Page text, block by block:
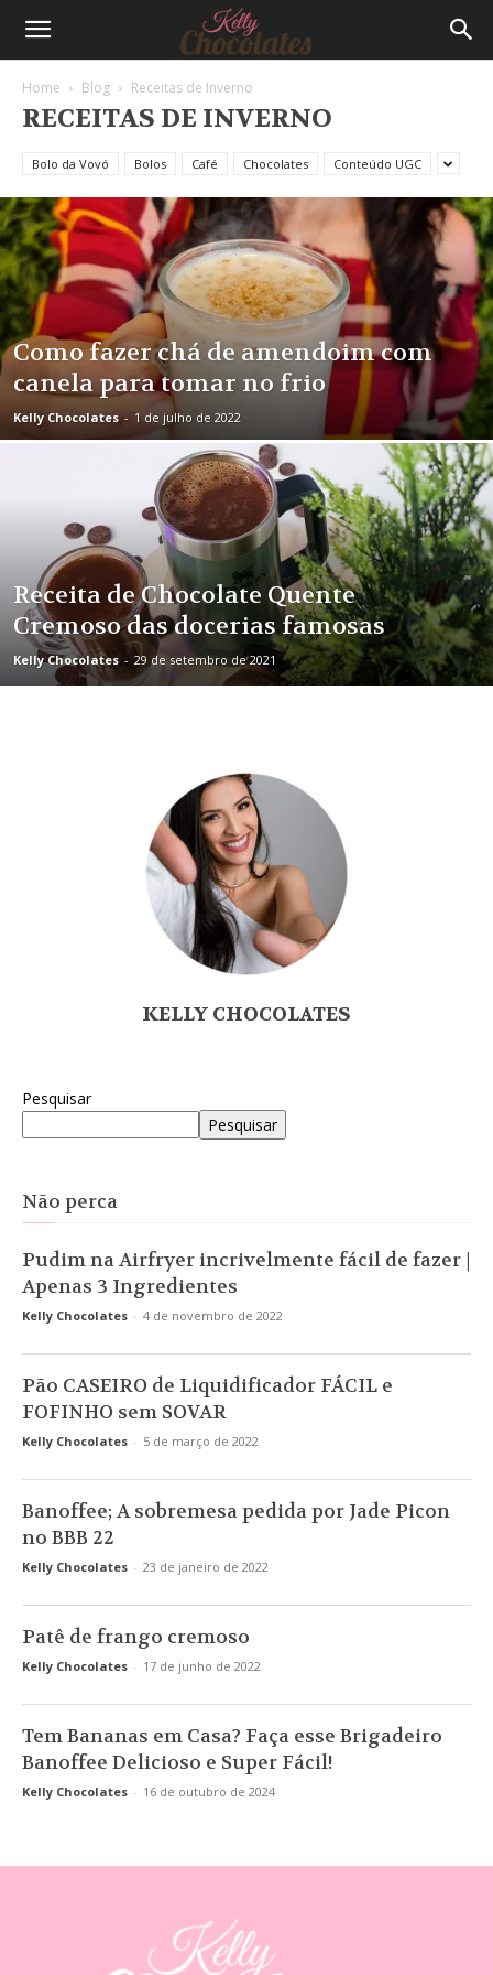
Home Blog Receitas de Inverno
RECEITAS DE INVERNO
Bolo da Vovó Bolos Café Chocolates Conteúdo UGC
Como fazer chá de amendoim com
canela para tomar no frio
Kelly Chocolates - 1 de julho de 2022
Receita de Chocolate Quente
Cremoso das docerias famosas
Kelly Chocolates - 29 de setembro de 2021
KELLY CHOCOLATES
Pesquisar
Pesquisar
Não perca
Pudim na Airfryer incrivelmente fácil de fazer |
Apenas 3 Ingredientes
Kelly Chocolates - 4 de novembro de 2022
Pão CASEIRO de Liquidificador FÁCIL e
FOFINHO sem SOVAR
Kelly Chocolates - 5 de março de 2022
Banoffee; A sobremesa pedida por Jade Picon
no BBB 22
Kelly Chocolates - 23 de janeiro de 2022
Patê de frango cremoso
Kelly Chocolates - 17 de junho de 2022
Tem Bananas em Casa? Faça esse Brigadeiro
Banoffee Delicioso e Super Fácil!
Kelly Chocolates - 16 de outubro de 2024